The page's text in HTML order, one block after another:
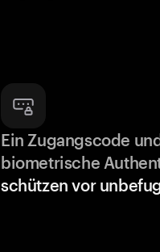
Ein Zugangscode
biometrische
schützen vor